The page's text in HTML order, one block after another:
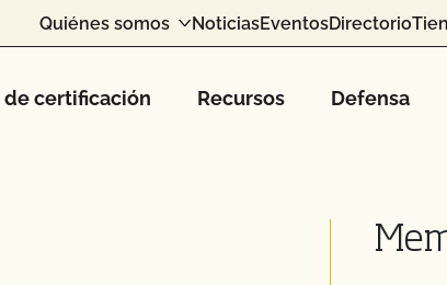
Quiénes somos NoticiasEventosDirectorio
de certificación Recursos Defensa